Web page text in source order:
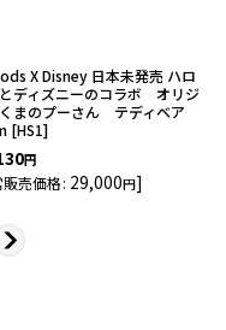
X Disney 日本未発売 ハロ
ディズニーのコラボ オリジ
まのプーさん テディベア
[HS1]
円
販売価格: 29,000円]